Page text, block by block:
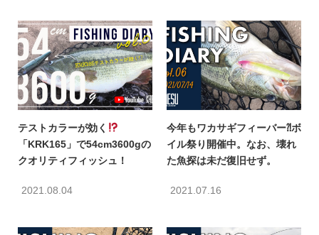
テストカラーが効く
「KRK165」で54cm3600gの
クオリティフィッシュ！
2021.08.04
今年もワカサギフィーバー⁈ボ
イル祭り開催中。なお、壊れ
た魚探は未だ復旧せず。
2021.07.16